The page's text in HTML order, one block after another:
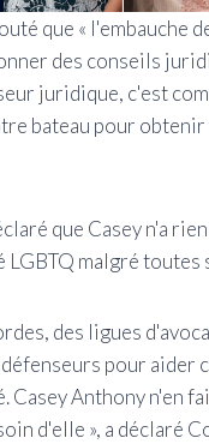
que « l'embauche
des conseils
juridique, c'est
bateau pour
que Casey n'a
LGBTQ malgré toutes
des ligues
pour aider
Casey Anthony n'en
d'elle », a déclaré